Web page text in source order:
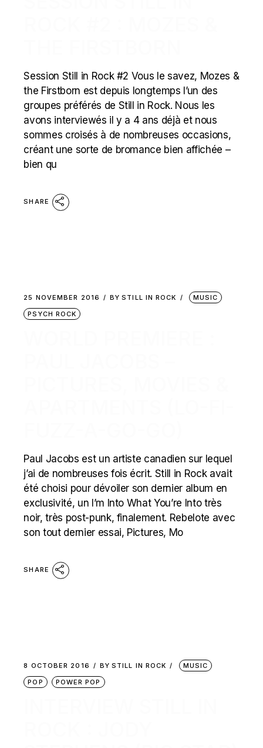
Session Still in Rock #2 Vous le savez, Mozes &
the Firstborn est depuis longtemps l’un des
groupes préférés de Still in Rock. Nous les
avons interviewés il y a 4 ans déjà et nous
sommes croisés à de nombreuses occasions,
créant une sorte de bromance bien affichée –
bien qu
SHARE
25 NOVEMBER 2016 BY STILL IN ROCK
MUSIC
PSYCH ROCK
Paul Jacobs est un artiste canadien sur lequel
j’ai de nombreuses fois écrit. Still in Rock avait
été choisi pour dévoiler son dernier album en
exclusivité, un I’m Into What You’re Into très
noir, très post-punk, finalement. Rebelote avec
son tout dernier essai, Pictures, Mo
SHARE
8 OCTOBER 2016 BY STILL IN ROCK
MUSIC
POP
POWER POP